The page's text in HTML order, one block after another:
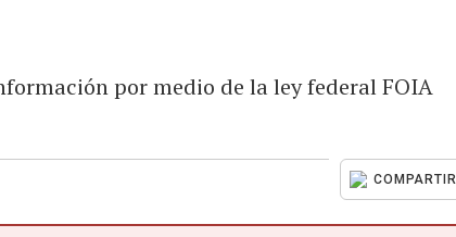
por medio de la ley federal FOIA
COMPARTIR